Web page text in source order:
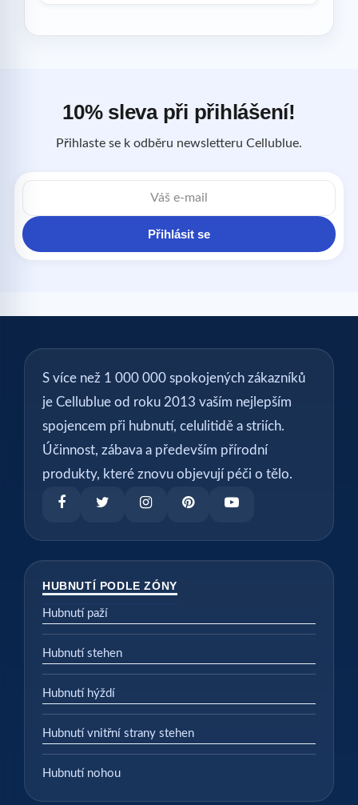
10% sleva při přihlášení!
Přihlaste se k odběru newsletteru Cellublue.
E-
mailová
Přihlásit se
S více než 1 000 000 spokojených zákazníků
je Cellublue od roku 2013 vaším nejlepším
spojencem při hubnutí, celulitidě a striích.
Účinnost, zábava a především přírodní
produkty, které znovu objevují péči o tělo.
HUBNUTÍ PODLE ZÓNY
Hubnutí paží
Hubnutí stehen
Hubnutí hýždí
Hubnutí vnitřní strany stehen
Hubnutí nohou